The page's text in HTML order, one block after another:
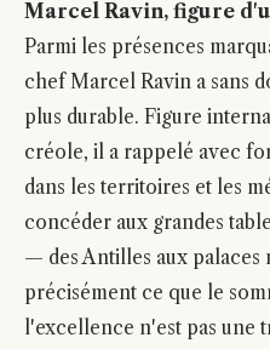
Marcel Ravin, figure
Parmi les présences
chef Marcel Ravin a sans
plus durable. Figure
créole, il a rappelé avec
dans les territoires et les
concéder aux grandes
— des Antilles aux
précisément ce que le
l'excellence n'est pas une